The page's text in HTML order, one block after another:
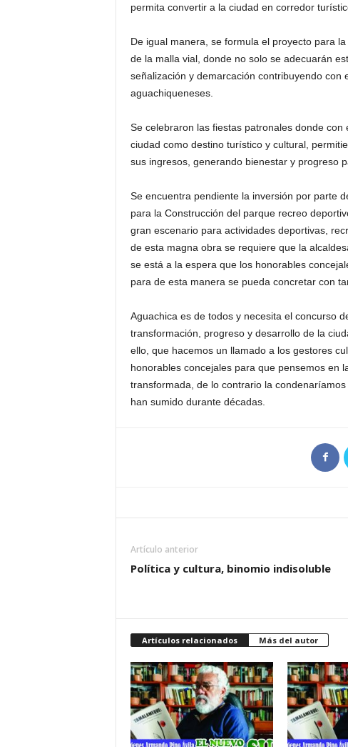
permita convertir a la ciudad en corredor
De igual manera, se formula el proyecto para
de la malla vial, donde no solo se adecuarán
señalización y demarcación contribuyendo
aguachiqueneses.
Se celebraron las fiestas patronales donde con
ciudad como destino turístico y cultural,
sus ingresos, generando bienestar y progreso
Se encuentra pendiente la inversión por parte
para la Construcción del parque recreo
gran escenario para actividades deportivas,
de esta magna obra se requiere que la
se está a la espera que los honorables
para de esta manera se pueda concretar con
Aguachica es de todos y necesita el concurso
transformación, progreso y desarrollo de la
ello, que hacemos un llamado a los gestores
honorables concejales para que pensemos en
transformada, de lo contrario la
han sumido durante décadas.
Artículo anterior
Política y cultura, binomio indisoluble
Artículos relacionados Más del autor